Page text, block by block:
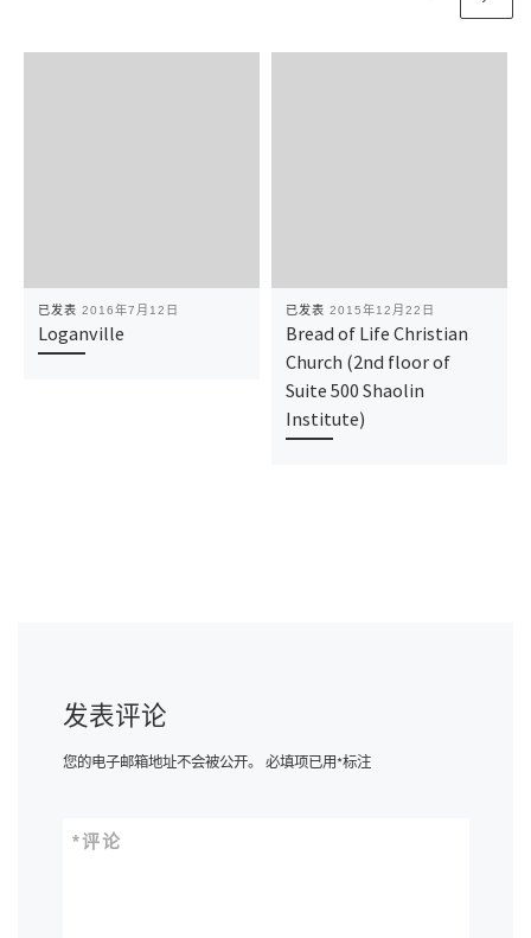
已发表 2016年7月12日
Loganville
已发表 2015年12月22日
Bread of Life Christian
Church (2nd floor of
Suite 500 Shaolin
Institute)
发表评论
您的电子邮箱地址不会被公开。 必填项已用*标注
评论
*